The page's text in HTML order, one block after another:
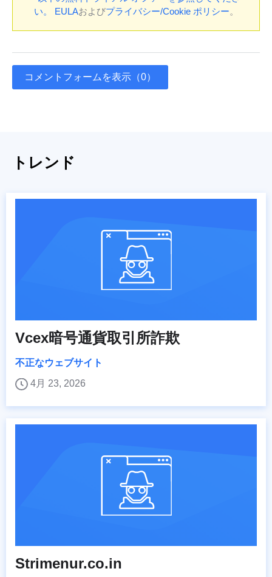
い。
EULAおよびプライバシー/Cookie ポリシー。
コメントフォームを表示（0）
トレンド
Vcex暗号通貨取引所詐欺
不正なウェブサイト
4月 23, 2026
Strimenur.co.in